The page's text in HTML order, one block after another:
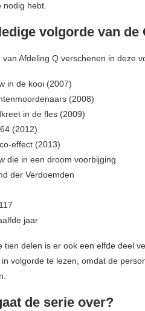
nodig hebt.
volgorde van de
van Afdeling Q verschenen in deze
in de kooi (2007)
(2008)
in de fles (2009)
(2012)
effect (2013)
die in een droom voorbijging
der Verdoemden
jaar
tien delen is er ook een elfde deel
volgorde te lezen, omdat de
de serie over?